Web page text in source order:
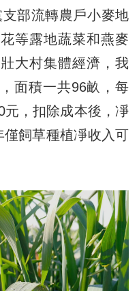
部流轉農戶小麥地
等露地蔬菜和燕麥
大村集體經濟，我
面積一共96畝，每
元，扣除成本後，凈
飼草種植凈收入可